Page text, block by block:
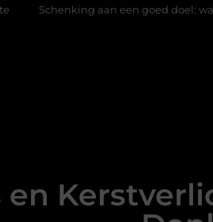
aan een goed doel: waarom geven